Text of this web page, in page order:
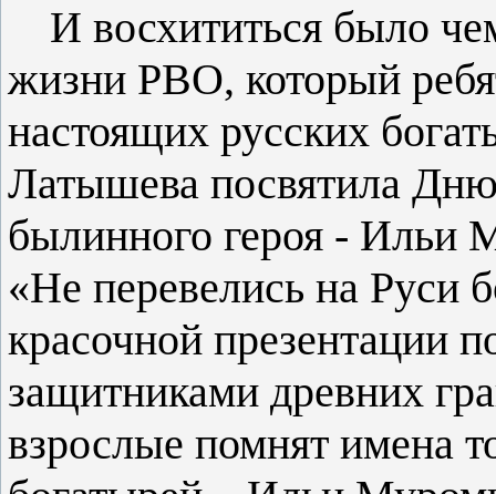
И восхититься было
жизни РВО, который
настоящих русских
Латышева посвятила Дню
былинного героя - Ильи
«Не перевелись на Руси
красочной презентации
защитниками древних
взрослые помнят имена